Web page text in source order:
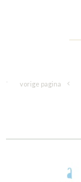
vorige pagina